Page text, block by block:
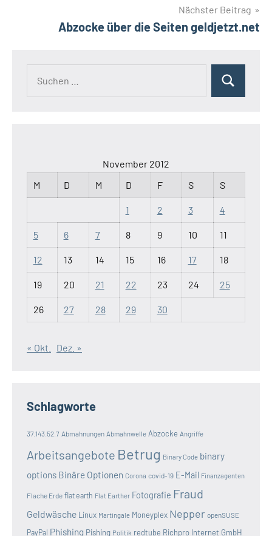
Nächster Beitrag
Abzocke über die Seiten geldjetzt.net
Suchen
November 2012
M
D M D F S S
1 2 3 4
5 6 7 8 9 10 11
12 13 14 15 16 17 18
19 20 21 22 23 24 25
26 27 28 29 30
« Okt. Dez. »
Schlagworte
37.143.52.7 Abmahnungen Abmahnwelle Abzocke Angriffe
Arbeitsangebote Betrug Binary Code binary
options Binäre Optionen Corona covid-19 E-Mail Finanzagenten
Flache Erde flat earth Flat Earther Fotografie Fraud
Geldwäsche Linux Martingale Moneyplex Nepper openSUSE
PayPal Phishing Pishing Politik redtube Richpro Internet GmbH